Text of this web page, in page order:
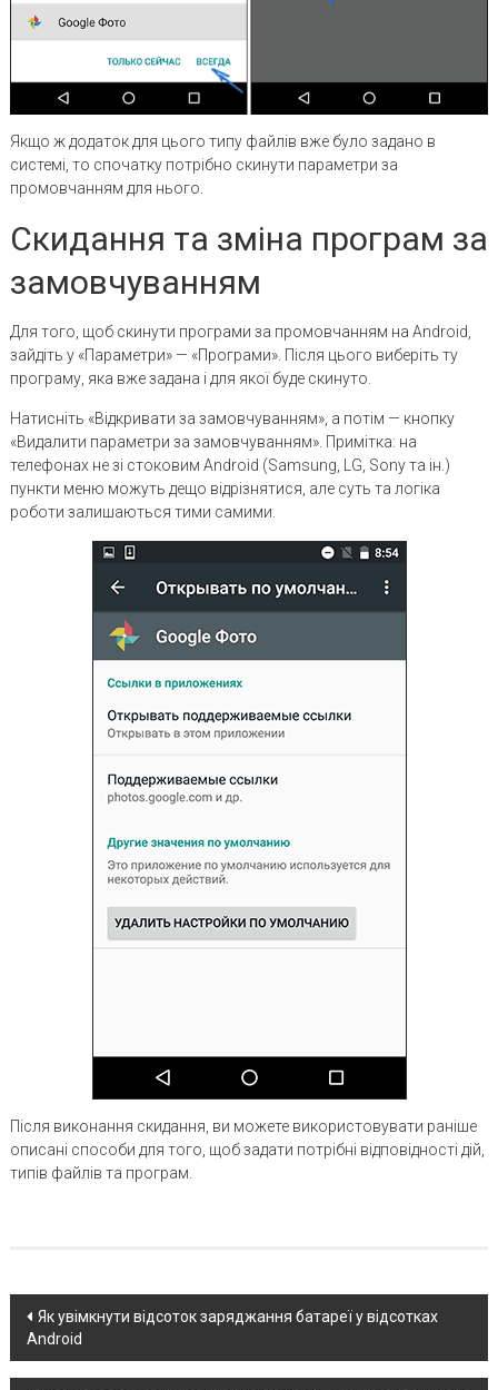
Якщо ж додаток для цього типу файлів вже було задано в
системі, то спочатку потрібно скинути параметри за
промовчанням для нього.
Скидання та зміна програм за
замовчуванням
Для того, щоб скинути програми за промовчанням на Android,
зайдіть у «Параметри» — «Програми». Після цього виберіть ту
програму, яка вже задана і для якої буде скинуто.
Натисніть «Відкривати за замовчуванням», а потім — кнопку
«Видалити параметри за замовчуванням». Примітка: на
телефонах не зі стоковим Android (Samsung, LG, Sony та ін.)
пункти меню можуть дещо відрізнятися, але суть та логіка
роботи залишаються тими самими.
Після виконання скидання, ви можете використовувати раніше
описані способи для того, щоб задати потрібні відповідності дій,
типів файлів та програм.
Post
navigation
Як увімкнути відсоток заряджання батареї у відсотках
Android